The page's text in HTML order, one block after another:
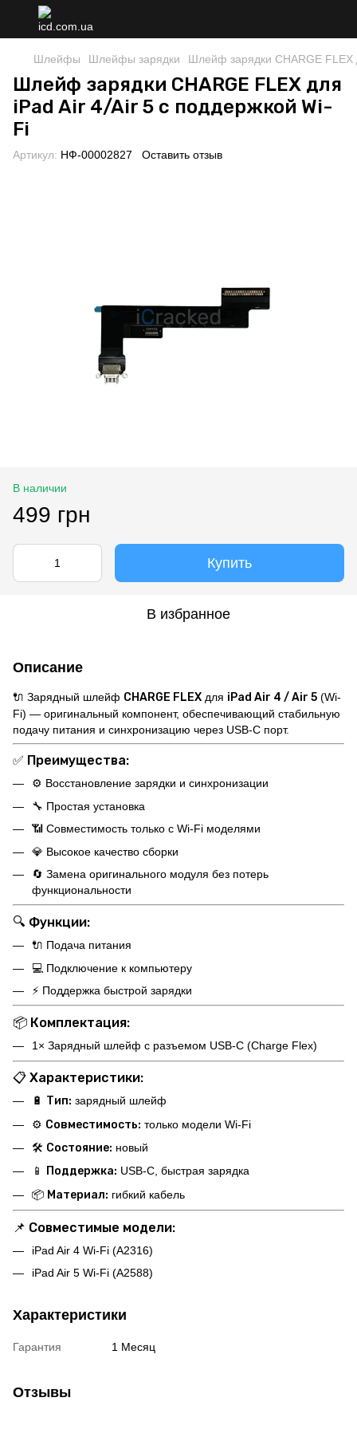
Шлейфы Шлейфы зарядки Шлейф зарядки CHARGE FLEX
Шлейф зарядки CHARGE FLEX для
iPad Air 4/Air 5 с поддержкой Wi-
Fi
Артикул: НФ-00002827 Оставить отзыв
В наличии
499 грн
Купить
В избранное
Описание
🔌 Зарядный шлейф CHARGE FLEX для iPad Air 4 / Air 5 (Wi-
Fi) — оригинальный компонент, обеспечивающий стабильную
подачу питания и синхронизацию через USB-C порт.
✅ Преимущества:
⚙️ Восстановление зарядки и синхронизации
🔧 Простая установка
📶 Совместимость только с Wi-Fi моделями
💎 Высокое качество сборки
🔄 Замена оригинального модуля без потерь
функциональности
🔍 Функции:
🔌 Подача питания
💻 Подключение к компьютеру
⚡ Поддержка быстрой зарядки
📦 Комплектация:
1× Зарядный шлейф с разъемом USB-C (Charge Flex)
📋 Характеристики:
🔋 Тип: зарядный шлейф
⚙️ Совместимость: только модели Wi-Fi
🛠 Состояние: новый
📱 Поддержка: USB-C, быстрая зарядка
📦 Материал: гибкий кабель
📌 Совместимые модели:
iPad Air 4 Wi-Fi (A2316)
iPad Air 5 Wi-Fi (A2588)
Характеристики
Гарантия 1 Месяц
Отзывы